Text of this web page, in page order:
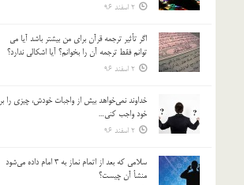
2 اسفند 96
اگر تأثير ترجمه قرآن براي من بيشتر باشد آيا مي
توانم فقط ترجمه آن را بخوانم؟ آيا اشكالي ندارد؟
2 اسفند 96
خداوند نمي‌خواهد بيش از واجبات خودش، چيزي را بر
خود واجب كني…
2 اسفند 96
سلامي كه بعد از اتمام نماز به 3 امام داده مي‌شود
منشأ آن چيست؟